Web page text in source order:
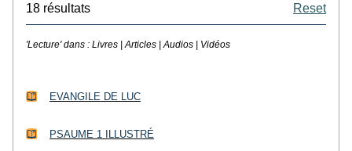
18 résultats Reset
'Lecture' dans : Livres | Articles | Audios | Vidéos
EVANGILE DE LUC
PSAUME 1 ILLUSTRÉ